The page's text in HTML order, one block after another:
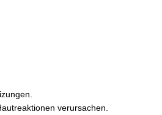
verursachen.